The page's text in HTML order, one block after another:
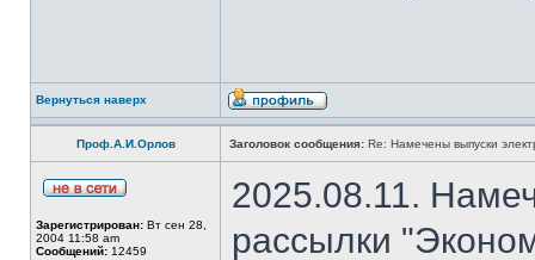
Вернуться наверх
Проф.А.И.Орлов Заголовок сообщения: Re: Намечены выпуски
Зарегистрирован: Вт сен 28,
2004 11:58 am
Сообщений: 12459
2025.08.11.
рассылки